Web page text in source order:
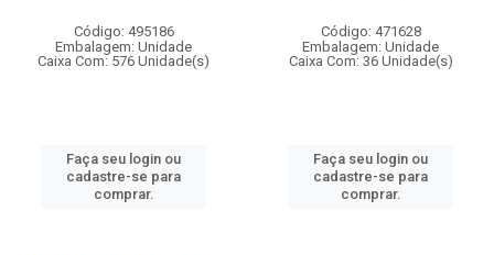
Código: 495186
Embalagem: Unidade
Caixa Com: 576 Unidade(s)
Faça seu login ou
cadastre-se para
comprar.
Código: 471628
Embalagem: Unidade
Caixa Com: 36 Unidade(s)
Faça seu login ou
cadastre-se para
comprar.